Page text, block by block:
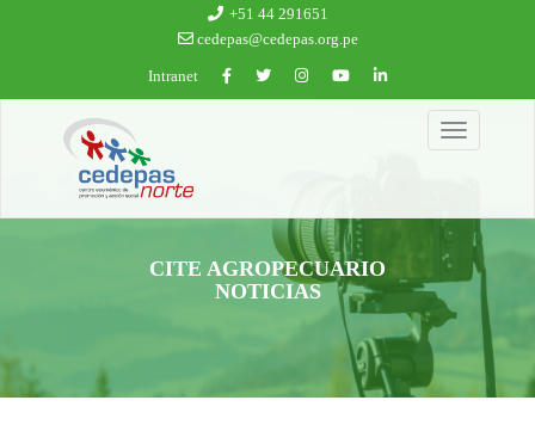
+51 44 291651
cedepas@cedepas.org.pe
Intranet
Toggle
navigation
CITE AGROPECUARIO
NOTICIAS